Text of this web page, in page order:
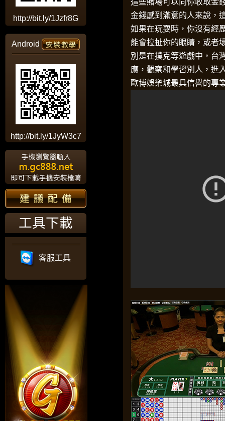
http://bit.ly/1Jzfr8G
Android
http://bit.ly/1JyW3c7
工具下載
客服工具
這些賭場可以向你收取金
金錢感到滿意的人來說，
如果在玩耍時，你沒有經
能會拉扯你的眼睛，或者
別是在撲克等遊戲中， 台
應，觀察和學習別人，進
歐博娛樂城最具信譽的專